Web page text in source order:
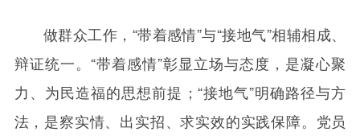
做群众工作，“带着感情”与“接地气”相辅相成、
辩证统一。“带着感情”彰显立场与态度，是凝心聚
力、为民造福的思想前提；“接地气”明确路径与方
法，是察实情、出实招、求实效的实践保障。党员